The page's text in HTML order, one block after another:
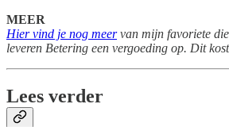
MEER
Hier vind je nog meervan mijn favoriete
leveren Betering een vergoeding op. Dit
Lees verder